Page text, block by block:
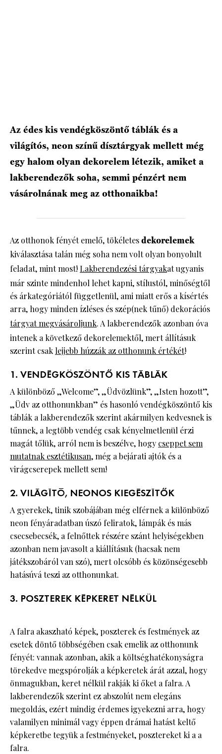
Az édes kis vendégköszöntő táblák és a
világítós, neon színű dísztárgyak mellett még
egy halom olyan dekorelem létezik, amiket a
lakberendezők soha, semmi pénzért nem
vásárolnának meg az otthonaikba!
Az otthonok fényét emelő, tökéletesdekorelemek
kiválasztása talán még soha nem volt olyan bonyolult
feladat, mint most!Lakberendezési tárgyakat ugyanis
már szinte mindenhol lehet kapni, stílustól, minőségtől
és árkategóriától függetlenül, ami miatt erős a kísértés
arra, hogy minden ízléses és szép(nek tűnő) dekorációs
tárgyat megvásároljunk. A lakberendezők azonban óva
intenek a következő dekorelemektől, mert állításuk
szerint csak lejjebb húzzák az otthonunk értékét!
1. VENDÉGKÖSZÖNTŐ KIS TÁBLÁK
A különböző „Welcome”, „Üdvözlünk”, „Isten hozott”,
„Üdv az otthonunkban” és hasonló vendégköszöntő kis
táblák a lakberendezők szerint akármilyen kedvesnek is
tűnnek, a legtöbb vendég csak kényelmetlenül érzi
magát tőlük, arról nem is beszélve, hogy cseppet sem
mutatnak esztétikusan, még a bejárati ajtók és a
virágcserepek mellett sem!
2. VILÁGÍTÓ, NEONOS KIEGÉSZÍTŐK
A gyerekek, tinik szobájában még elférnek a különböző
neon fényáradatban úszó feliratok, lámpák és más
csecsebecsék, a felnőttek részére szánt helyiségekben
azonban nem javasolt a kiállításuk (hacsak nem
játékszobáról van szó), mert olcsóbb és közönségesebb
hatásúvá teszi az otthonunkat.
3. POSZTEREK KÉPKERET NÉLKÜL
A falra akaszható képek, poszterek és festmények az
esetek döntő többségében csak emelik az otthonunk
fényét: vannak azonban, akik a költséghatékonyságra
törekedve megspórolják a képkeretek árát azzal, hogy
önmagukban, keret nélkül rakják ki őket a falra. A
lakberendezők szerint ez abszolút nem elegáns
megoldás, ezért mindig érdemes igyekezni arra, hogy
valamilyen minimál vagy éppen drámai hatást keltő
képkeretbe tegyük a festményeket, posztereket ki a a
falra.